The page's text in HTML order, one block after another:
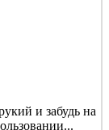
и забудь на